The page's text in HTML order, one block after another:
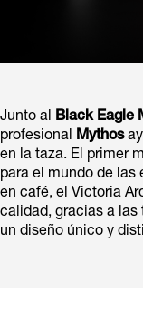
Junto al Black Eagle
profesional Mythos
en la taza. El primer
para el mundo de
en café, el Victoria
calidad, gracias a las
un diseño único y